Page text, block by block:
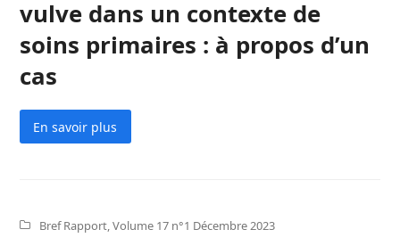
vulve dans un contexte de
soins primaires : à propos d’un
cas
En savoir plus
Bref Rapport,Volume 17 n°1 Décembre 2023